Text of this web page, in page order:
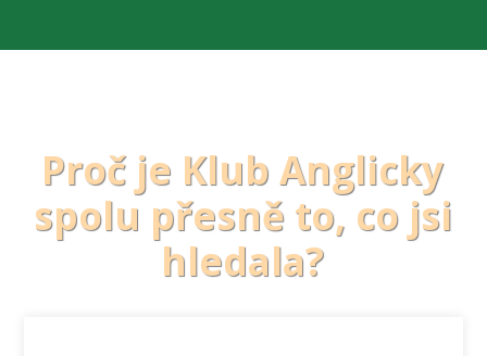
Proč je Klub Anglicky
spolu přesně to, co jsi
hledala?